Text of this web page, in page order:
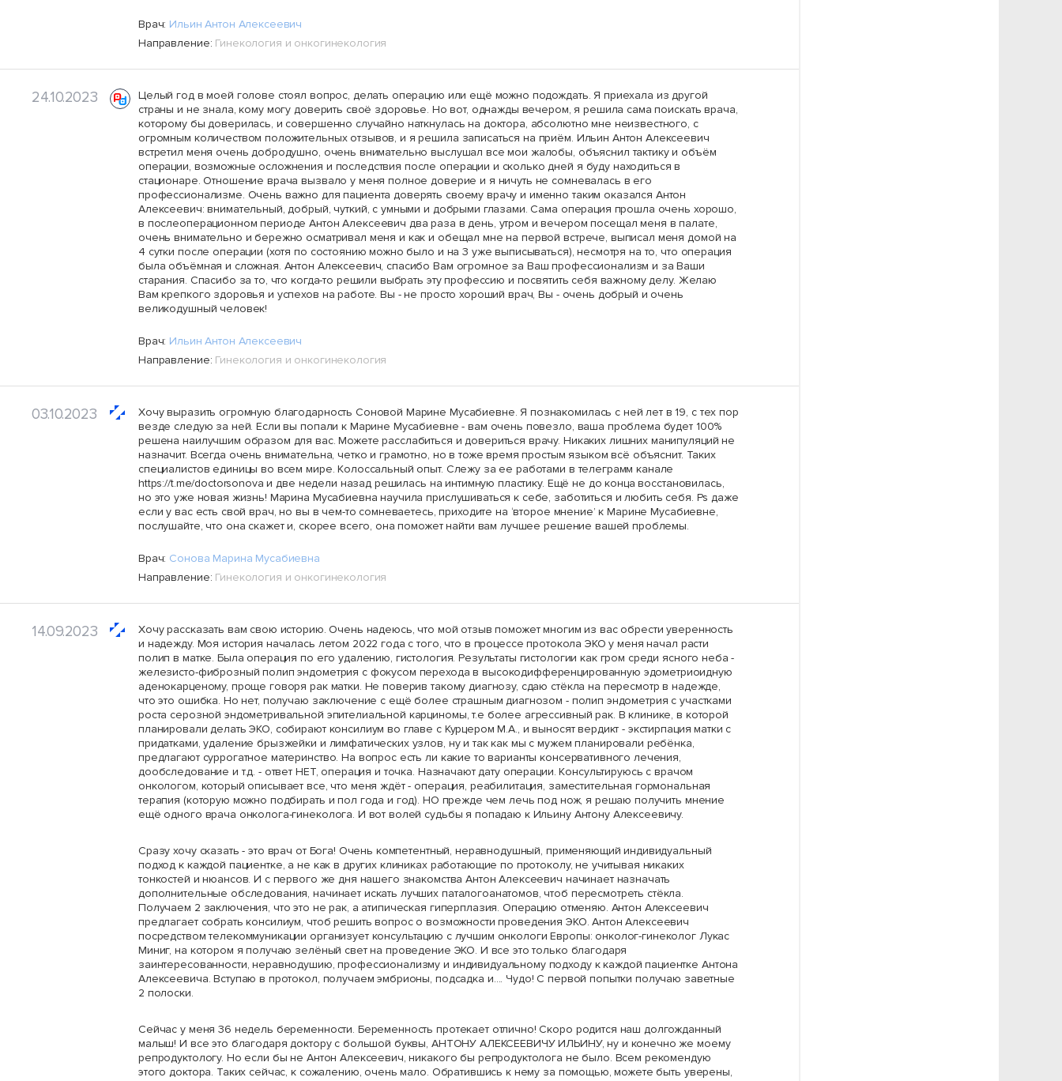
Врач: Ильин Антон Алексеевич
Направление: Гинекология и онкогинекология
24.10.2023
Целый год в моей голове стоял вопрос, делать операцию или ещё можно подождать. Я приехала из другой
страны и не знала, кому могу доверить своё здоровье. Но вот, однажды вечером, я решила сама поискать врача,
которому бы доверилась, и совершенно случайно наткнулась на доктора, абсолютно мне неизвестного, с
огромным количеством положительных отзывов, и я решила записаться на приём. Ильин Антон Алексеевич
встретил меня очень добродушно, очень внимательно выслушал все мои жалобы, объяснил тактику и объём
операции, возможные осложнения и последствия после операции и сколько дней я буду находиться в
стационаре. Отношение врача вызвало у меня полное доверие и я ничуть не сомневалась в его
профессионализме. Очень важно для пациента доверять своему врачу и именно таким оказался Антон
Алексеевич: внимательный, добрый, чуткий, с умными и добрыми глазами. Сама операция прошла очень хорошо,
в послеоперационном периоде Антон Алексеевич два раза в день, утром и вечером посещал меня в палате,
очень внимательно и бережно осматривал меня и как и обещал мне на первой встрече, выписал меня домой на
4 сутки после операции (хотя по состоянию можно было и на 3 уже выписываться), несмотря на то, что операция
была объёмная и сложная. Антон Алексеевич, спасибо Вам огромное за Ваш профессионализм и за Ваши
старания. Спасибо за то, что когда-то решили выбрать эту профессию и посвятить себя важному делу. Желаю
Вам крепкого здоровья и успехов на работе. Вы - не просто хороший врач, Вы - очень добрый и очень
великодушный человек!
Врач: Ильин Антон Алексеевич
Направление: Гинекология и онкогинекология
03.10.2023
Хочу выразить огромную благодарность Соновой Марине Мусабиевне. Я познакомилась с ней лет в 19, с тех пор
везде следую за ней. Если вы попали к Марине Мусабиевне - вам очень повезло, ваша проблема будет 100%
решена наилучшим образом для вас. Можете расслабиться и довериться врачу. Никаких лишних манипуляций не
назначит. Всегда очень внимательна, четко и грамотно, но в тоже время простым языком всё объяснит. Таких
специалистов единицы во всем мире. Колоссальный опыт. Слежу за ее работами в телеграмм канале
https://t.me/doctorsonova и две недели назад решилась на интимную пластику. Ещё не до конца восстановилась,
но это уже новая жизнь! Марина Мусабиевна научила прислушиваться к себе, заботиться и любить себя. Ps даже
если у вас есть свой врач, но вы в чем-то сомневаетесь, приходите на ‘второе мнение’ к Марине Мусабиевне,
послушайте, что она скажет и, скорее всего, она поможет найти вам лучшее решение вашей проблемы.
Врач: Сонова Марина Мусабиевна
Направление: Гинекология и онкогинекология
14.09.2023
Хочу рассказать вам свою историю. Очень надеюсь, что мой отзыв поможет многим из вас обрести уверенность
и надежду. Моя история началась летом 2022 года с того, что в процессе протокола ЭКО у меня начал расти
полип в матке. Была операция по его удалению, гистология. Результаты гистологии как гром среди ясного неба -
железисто-фиброзный полип эндометрия с фокусом перехода в высокодифференцированную эдометриоидную
аденокарценому, проще говоря рак матки. Не поверив такому диагнозу, сдаю стёкла на пересмотр в надежде,
что это ошибка. Но нет, получаю заключение с ещё более страшным диагнозом - полип эндометрия с участками
роста серозной эндометривальной эпителиальной карциномы, т.е более агрессивный рак. В клинике, в которой
планировали делать ЭКО, собирают консилиум во главе с Курцером М.А., и выносят вердикт - экстирпация матки с
придатками, удаление брызжейки и лимфатических узлов, ну и так как мы с мужем планировали ребёнка,
предлагают суррогатное материнство. На вопрос есть ли какие то варианты консервативного лечения,
дообследование и т.д. - ответ НЕТ, операция и точка. Назначают дату операции. Консультируюсь с врачом
онкологом, который описывает все, что меня ждёт - операция, реабилитация, заместительная гормональная
терапия (которую можно подбирать и пол года и год). НО прежде чем лечь под нож, я решаю получить мнение
ещё одного врача онколога-гинеколога. И вот волей судьбы я попадаю к Ильину Антону Алексеевичу.
Сразу хочу сказать - это врач от Бога! Очень компетентный, неравнодушный, применяющий индивидуальный
подход к каждой пациентке, а не как в других клиниках работающие по протоколу, не учитывая никаких
тонкостей и нюансов. И с первого же дня нашего знакомства Антон Алексеевич начинает назначать
дополнительные обследования, начинает искать лучших паталогоанатомов, чтоб пересмотреть стёкла.
Получаем 2 заключения, что это не рак, а атипическая гиперплазия. Операцию отменяю. Антон Алексеевич
предлагает собрать консилиум, чтоб решить вопрос о возможности проведения ЭКО. Антон Алексеевич
посредством телекоммуникации организует консультацию с лучшим онкологи Европы: онколог-гинеколог Лукас
Миниг, на котором я получаю зелёный свет на проведение ЭКО. И все это только благодаря
заинтересованности, неравнодушию, профессионализму и индивидуальному подходу к каждой пациентке Антона
Алексеевича. Вступаю в протокол, получаем эмбрионы, подсадка и…. Чудо! С первой попытки получаю заветные
2 полоски.
Сейчас у меня 36 недель беременности. Беременность протекает отлично! Скоро родится наш долгожданный
малыш! И все это благодаря доктору с большой буквы, АНТОНУ АЛЕКСЕЕВИЧУ ИЛЬИНУ, ну и конечно же моему
репродуктологу. Но если бы не Антон Алексеевич, никакого бы репродуктолога не было. Всем рекомендую
этого доктора. Таких сейчас, к сожалению, очень мало. Обратившись к нему за помощью, можете быть уверены,